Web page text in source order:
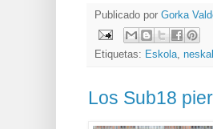
Publicado por Gorka
Etiquetas: Eskola,
Los Sub18